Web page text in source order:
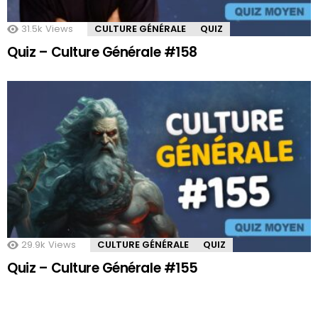
31.5k Views CULTURE GÉNÉRALE QUIZ
Quiz – Culture Générale #158
29.9k Views CULTURE GÉNÉRALE QUIZ
Quiz – Culture Générale #155